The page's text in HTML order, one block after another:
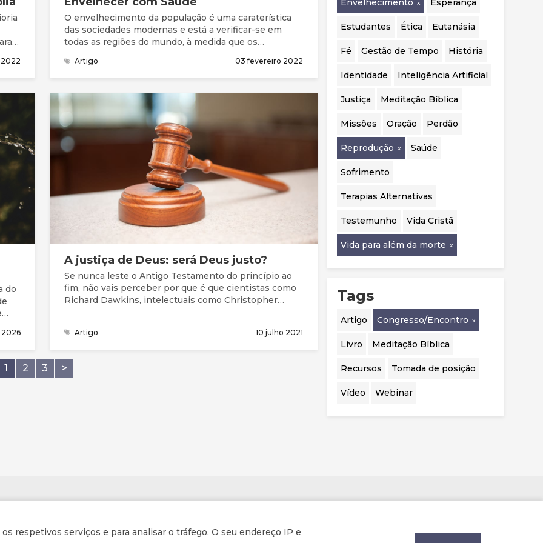
respetivos serviços e para analisar o tráfego. O seu endereço IP e
o
O envelhecimento da população é uma caraterística
das sociedades modernas e está a verificar-se em
todas as regiões do mundo, à medida que os
acesso aos cuidados de saúde vão contribuindo para
um aumento da longevidade.
Artigo 03 fevereiro 2022
do
2026
A justiça de Deus: será Deus justo?
Se nunca leste o Antigo Testamento do princípio ao
fim, não vais perceber por que é que cientistas como
Richard Dawkins, intelectuais como Christopher
pergunta com um retumbante "NÃO".
Artigo 10 julho 2021
1 2 3 >
realizadas.
Envelhecimento Esperança
Estudantes Ética Eutanásia
Fé Gestão de Tempo História
Identidade Inteligência Artificial
Justiça Meditação Bíblica
Missões Oração Perdão
Reprodução Saúde
Sofrimento
Terapias Alternativas
Testemunho Vida Cristã
Vida para além da morte
Tags
Artigo Congresso/Encontro
Livro Meditação Bíblica
Recursos Tomada de posição
Vídeo Webinar